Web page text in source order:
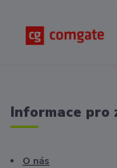
Informace pro
O nás